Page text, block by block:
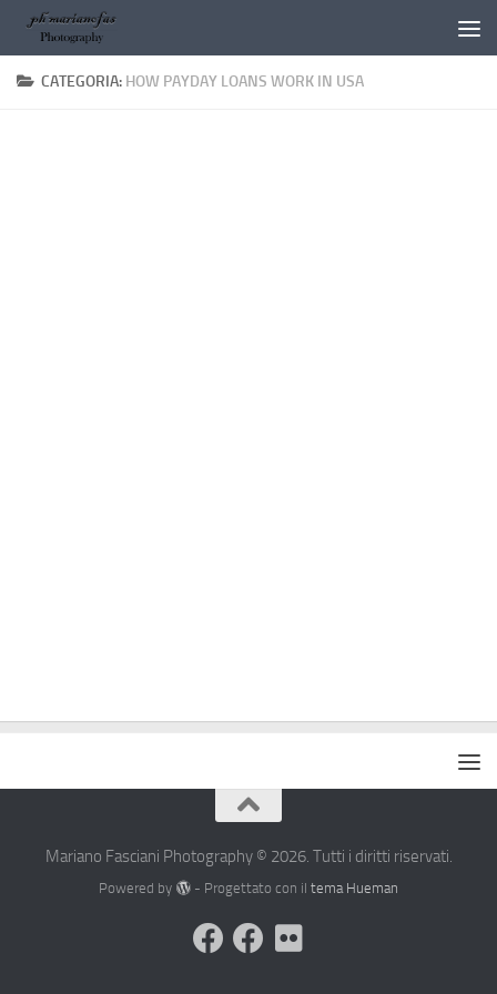
Salta al contenuto
CATEGORIA: HOW PAYDAY LOANS WORK IN USA
Mariano Fasciani Photography © 2026. Tutti i diritti riservati.
Powered by - Progettato con il tema Hueman